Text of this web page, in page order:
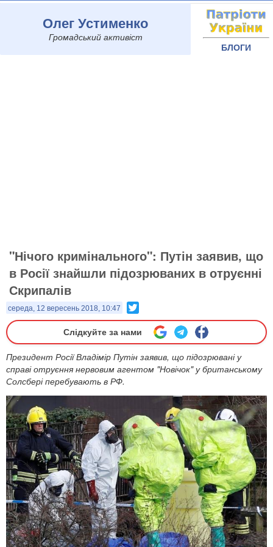
Олег Устименко
Громадський активіст
БЛОГИ
"Нічого кримінального": Путін заявив, що
в Росії знайшли підозрюваних в отруєнні
Скрипалів
середа, 12 вересень 2018, 10:47
Слідкуйте за нами
Президент Росії Владімір Путін заявив, що підозрювані у
справі отруєння нервовим агентом "Новічок" у британському
Солсбері перебувають в РФ.